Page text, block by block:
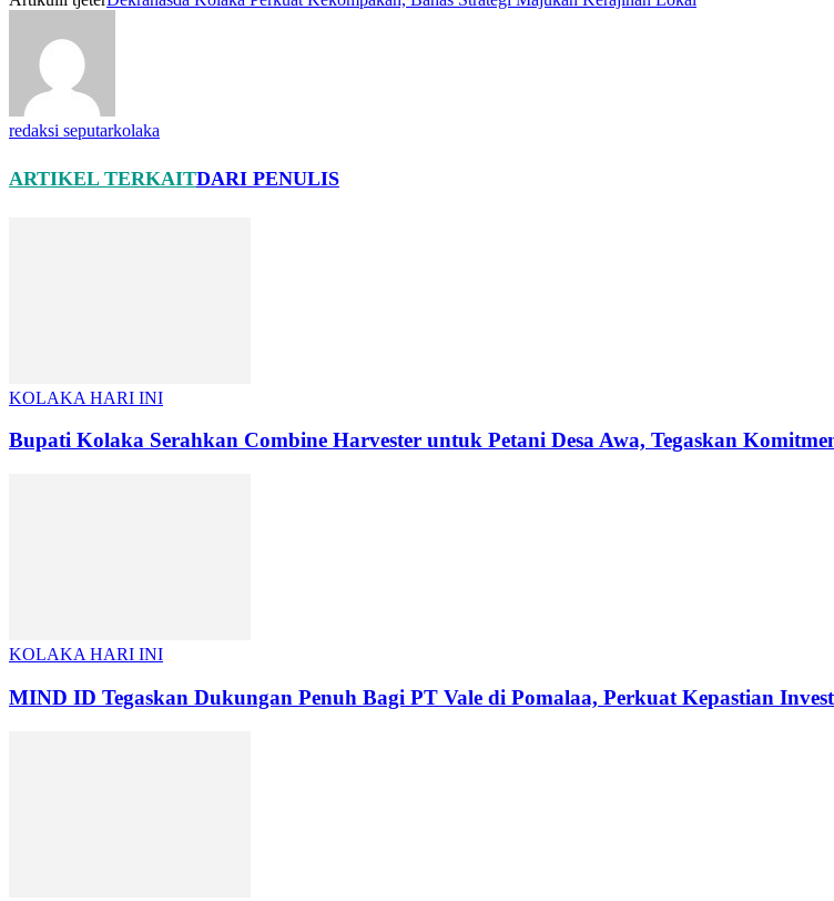
redaksi seputarkolaka
ARTIKEL TERKAITDARI PENULIS
KOLAKA HARI INI
Bupati Kolaka Serahkan Combine Harvester untuk Petani Desa Awa, Tegaskan
KOLAKA HARI INI
MIND ID Tegaskan Dukungan Penuh Bagi PT Vale di Pomalaa, Perkuat Kepastian